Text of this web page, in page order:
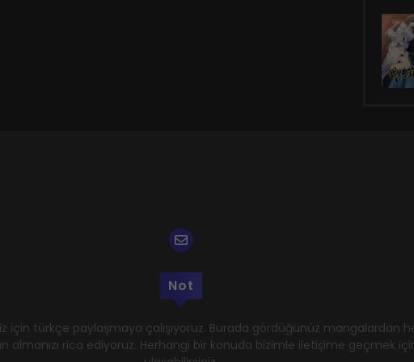
Not
için türkçe paylaşmaya çalışıyoruz. Burada gördüğünüz mangalardan
almanızı rica ediyoruz. Herhangi bir konuda bizimle iletişime geçmek